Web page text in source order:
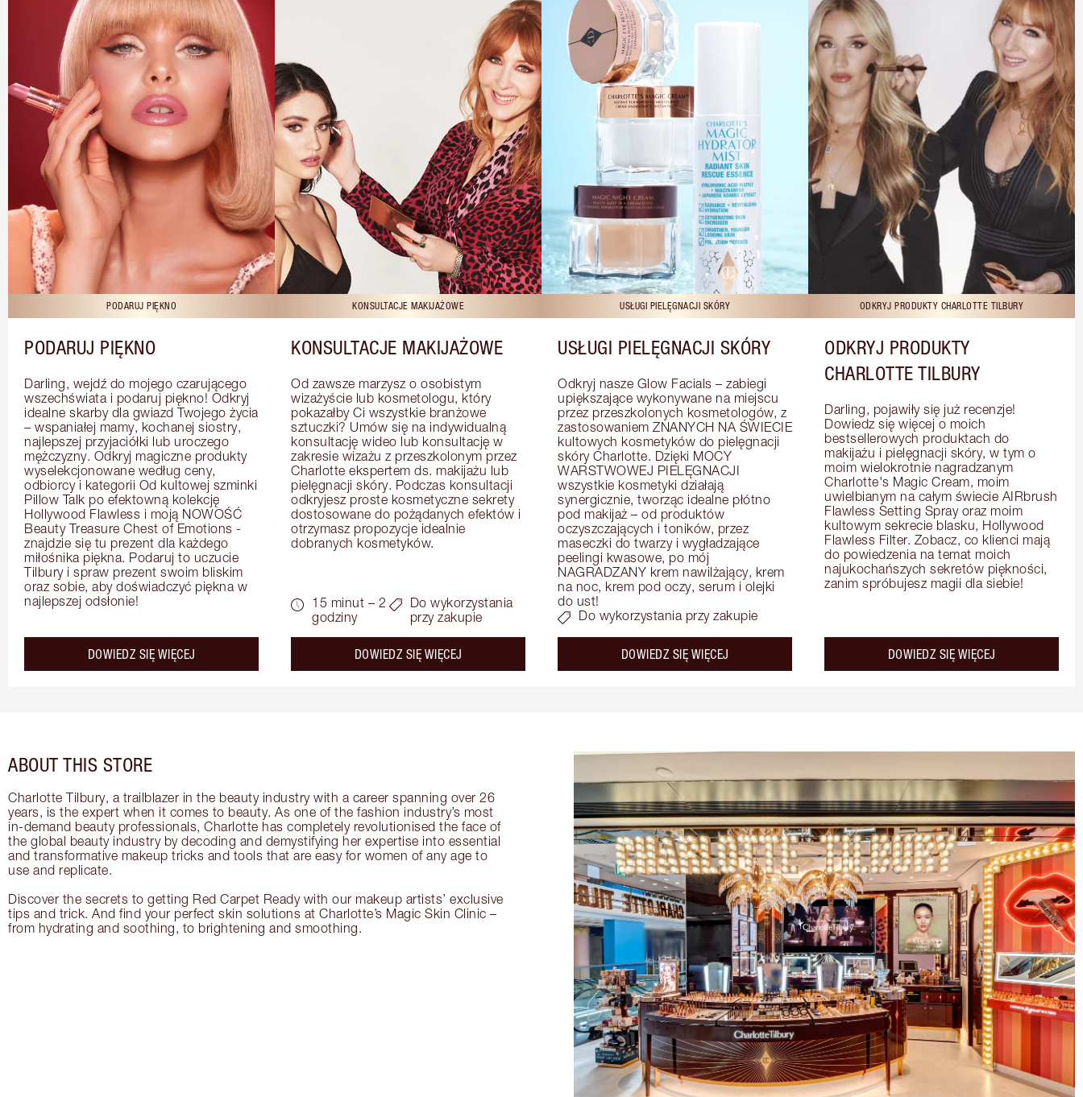
PODARUJ PIĘKNO
PODARUJ PIĘKNO
Darling, wejdź do mojego czarującego
wszechświata i podaruj piękno! Odkryj
idealne skarby dla gwiazd Twojego życia
– wspaniałej mamy, kochanej siostry,
najlepszej przyjaciółki lub uroczego
mężczyzny. Odkryj magiczne produkty
wyselekcjonowane według ceny,
odbiorcy i kategorii Od kultowej szminki
Pillow Talk po efektowną kolekcję
Hollywood Flawless i moją NOWOŚĆ
Beauty Treasure Chest of Emotions -
znajdzie się tu prezent dla każdego
miłośnika piękna. Podaruj to uczucie
Tilbury i spraw prezent swoim bliskim
oraz sobie, aby doświadczyć piękna w
najlepszej odsłonie!
DOWIEDZ SIĘ WIĘCEJ
KONSULTACJE MAKIJAŻOWE
KONSULTACJE MAKIJAŻOWE
Od zawsze marzysz o osobistym
wizażyście lub kosmetologu, który
pokazałby Ci wszystkie branżowe
sztuczki? Umów się na indywidualną
konsultację wideo lub konsultację w
zakresie wizażu z przeszkolonym przez
Charlotte ekspertem ds. makijażu lub
pielęgnacji skóry. Podczas konsultacji
odkryjesz proste kosmetyczne sekrety
dostosowane do pożądanych efektów i
otrzymasz propozycje idealnie
dobranych kosmetyków.
15 minut – 2
godziny
Do wykorzystania
przy zakupie
DOWIEDZ SIĘ WIĘCEJ
USŁUGI PIELĘGNACJI SKÓRY
USŁUGI PIELĘGNACJI SKÓRY
Odkryj nasze Glow Facials – zabiegi
upiększające wykonywane na miejscu
przez przeszkolonych kosmetologów, z
zastosowaniem ZNANYCH NA ŚWIECIE
kultowych kosmetyków do pielęgnacji
skóry Charlotte. Dzięki MOCY
WARSTWOWEJ PIELĘGNACJI
wszystkie kosmetyki działają
synergicznie, tworząc idealne płótno
pod makijaż – od produktów
oczyszczających i toników, przez
maseczki do twarzy i wygładzające
peelingi kwasowe, po mój
NAGRADZANY krem nawilżający, krem
na noc, krem pod oczy, serum i olejki
do ust!
Do wykorzystania przy zakupie
DOWIEDZ SIĘ WIĘCEJ
ODKRYJ PRODUKTY CHARLOTTE TILBURY
ODKRYJ PRODUKTY
CHARLOTTE TILBURY
Darling, pojawiły się już recenzje!
Dowiedz się więcej o moich
bestsellerowych produktach do
makijażu i pielęgnacji skóry, w tym o
moim wielokrotnie nagradzanym
Charlotte's Magic Cream, moim
uwielbianym na całym świecie AIRbrush
Flawless Setting Spray oraz moim
kultowym sekrecie blasku, Hollywood
Flawless Filter. Zobacz, co klienci mają
do powiedzenia na temat moich
najukochańszych sekretów piękności,
zanim spróbujesz magii dla siebie!
DOWIEDZ SIĘ WIĘCEJ
ABOUT THIS STORE
Charlotte Tilbury, a trailblazer in the beauty industry with a career spanning over 26
years, is the expert when it comes to beauty. As one of the fashion industry’s most
in-demand beauty professionals, Charlotte has completely revolutionised the face of
the global beauty industry by decoding and demystifying her expertise into essential
and transformative makeup tricks and tools that are easy for women of any age to
use and replicate.
Discover the secrets to getting Red Carpet Ready with our makeup artists’ exclusive
tips and trick. And find your perfect skin solutions at Charlotte’s Magic Skin Clinic –
from hydrating and soothing, to brightening and smoothing.